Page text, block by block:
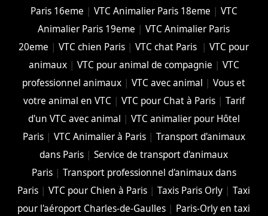
Paris 16eme | VTC Animalier Paris 18eme | VTC
Animalier Paris 19eme |VTC Animalier Paris
20eme |VTC chien Paris |VTC chat Paris |VTC pour
animaux| VTC pour animal de compagnie | VTC
professionnel animaux |VTC avec animal |Vous et
votre animal en VTC | VTC pour Chat à Paris| Tarif
d'un VTC avec animal | VTC animalier pour Hôtel
Paris| VTC Animalier à Paris| Transport d'animaux
dans Paris |Service de transport d'animaux
Paris| Transport professionnel d'animaux dans
Paris |VTC pour Chien à Paris |Taxis Paris Orly |Taxi
pour l'aéroport Charles-de-Gaulles | Paris-Orly en taxi